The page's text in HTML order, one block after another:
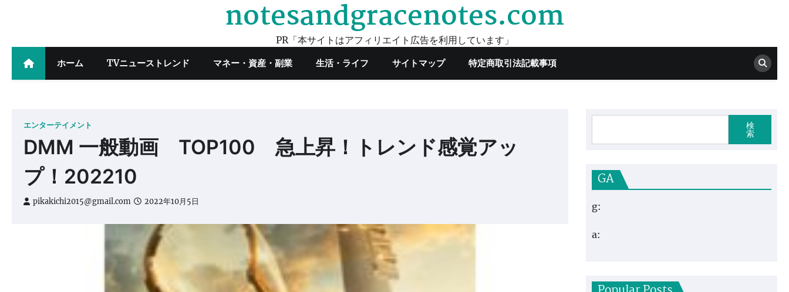
notesandgracenotes.com
PR「本サイトはアフィリエイト広告を利用しています」
ホーム TVニューストレンド マネー・資産・副業 生活・ライフ サイトマップ 特定商取引法記載事項
エンターテイメント
DMM 一般動画 TOP100 急上昇！トレンド感覚アッ
プ！202210
pikakichi2015@gmail.com 2022年10月5日
検
索
GA
g:
a: